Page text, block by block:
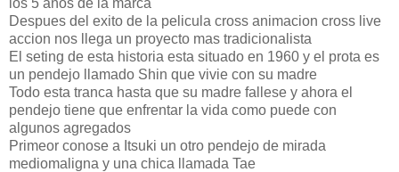
Despues del exito de la pelicula cross animacion cross live
accion nos llega un proyecto mas tradicionalista
El seting de esta historia esta situado en 1960 y el prota es
un pendejo llamado Shin que vivie con su madre
Todo esta tranca hasta que su madre fallese y ahora el
pendejo tiene que enfrentar la vida como puede con
algunos agregados
Primeor conose a Itsuki un otro pendejo de mirada
mediomaligna y una chica llamada Tae